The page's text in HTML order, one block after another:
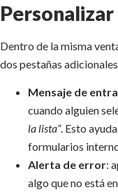
Dentro de la misma
dos pestañas
Mensaje de
cuando alguien
la lista”. Esto
formularios
Alerta de error:
algo que no está